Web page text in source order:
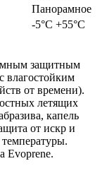
Панорамное
-5°C +55°C
защитным
влагостойким
от времени).
летящих
капель
от искр и
Evoprene.